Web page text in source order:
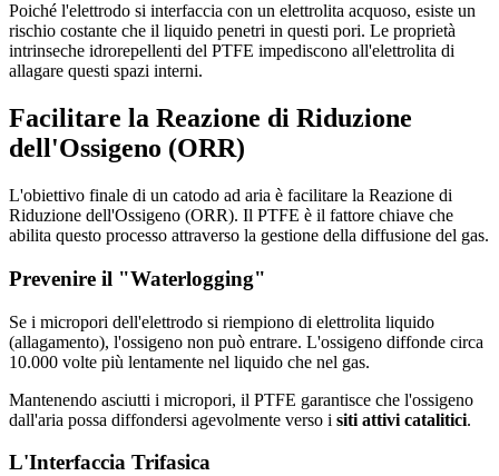
Poiché l'elettrodo si interfaccia con un elettrolita acquoso, esiste un
rischio costante che il liquido penetri in questi pori. Le proprietà
intrinseche idrorepellenti del PTFE impediscono all'elettrolita di
allagare questi spazi interni.
Facilitare la Reazione di Riduzione
dell'Ossigeno (ORR)
L'obiettivo finale di un catodo ad aria è facilitare la Reazione di
Riduzione dell'Ossigeno (ORR). Il PTFE è il fattore chiave che
abilita questo processo attraverso la gestione della diffusione del gas.
Prevenire il "Waterlogging"
Se i micropori dell'elettrodo si riempiono di elettrolita liquido
(allagamento), l'ossigeno non può entrare. L'ossigeno diffonde circa
10.000 volte più lentamente nel liquido che nel gas.
Mantenendo asciutti i micropori, il PTFE garantisce che l'ossigeno
dall'aria possa diffondersi agevolmente verso i siti attivi catalitici.
L'Interfaccia Trifasica